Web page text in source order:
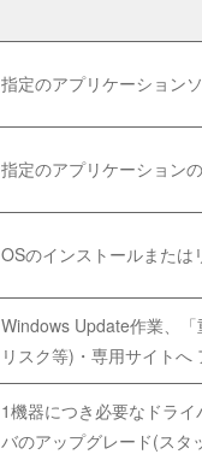
指定のアプリケーション
指定のアプリケーション
OSのインストールまた
Windows Update作業、
リスク等)・専用サイト
1機器につき必要なドラ
バのアップグレード(スタ